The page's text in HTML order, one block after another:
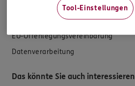
Schaden melden
Erstkontaktinformationen
EU-Offenlegungsvereinbarung
Datenverarbeitung
Das könnte Sie auch interessieren
Tool-Einstellungen